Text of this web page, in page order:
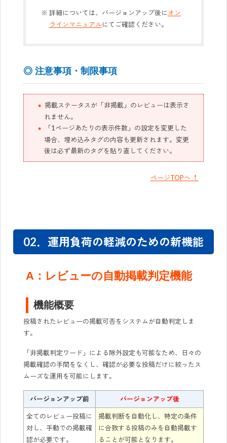
詳細については、バージョンアップ後にオン
ラインマニュアルにてご確認ください。
◎ 注意事項・制限事項
掲載ステータスが「非掲載」のレビューは表示さ
れません。
「1ページあたりの表示件数」の設定を変更した
場合、埋め込みタグの内容も更新されます。変更
後は必ず最新のタグを貼り直してください。
ページTOPへ ↑
02．運用負荷の軽減のための新機能
A：レビューの自動掲載判定機能
機能概要
投稿されたレビューの掲載可否をシステムが自動判定しま
す。
「非掲載判定ワード」による除外設定も可能なため、日々の
掲載確認の手間をなくし、確認が必要な投稿だけに絞ったス
ムーズな運用を可能にします。
バージョンアップ前 バージョンアップ後
全てのレビュー投稿に
対し、手動での掲載確
認が必要です。
掲載判断を自動化し、特定の条件
に合致する投稿のみを自動掲載す
ることが可能となります。